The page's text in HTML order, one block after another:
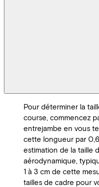
Pour déterminer la
course, commencez
entrejambe en vous
cette longueur par
estimation de la taille
aérodynamique,
1 à 3 cm de cette
tailles de cadre pour